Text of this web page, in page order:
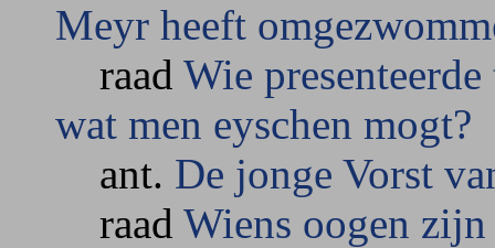
Meyr heeft
raad Wie
wat men eyschen mogt?
ant. De jonge Vorst
raad Wiens oogen zijn